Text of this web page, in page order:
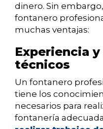
dinero. Sin
fontanero
muchas ventajas:
Experiencia
técnicos
Un fontanero
tiene los
necesarios para
fontanería